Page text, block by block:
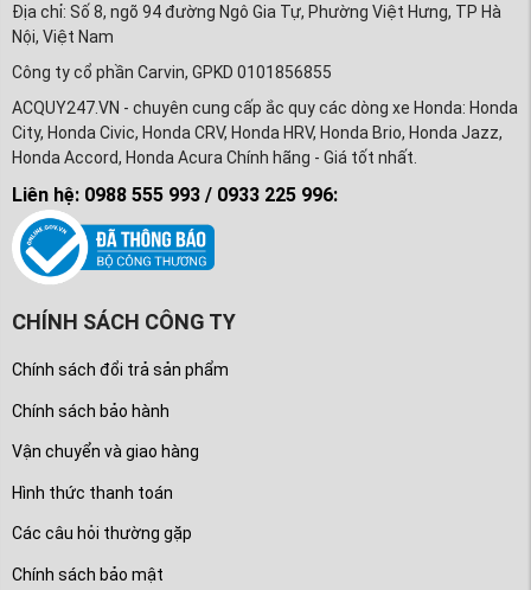
Địa chỉ: Số 8, ngõ 94 đường Ngô Gia Tự, Phường Việt Hưng, TP Hà
Nội, Việt Nam
Công ty cổ phần Carvin, GPKD 0101856855
ACQUY247.VN - chuyên cung cấp ắc quy các dòng xe Honda: Honda
City, Honda Civic, Honda CRV, Honda HRV, Honda Brio, Honda Jazz,
Honda Accord, Honda Acura Chính hãng - Giá tốt nhất.
Liên hệ: 0988 555 993 / 0933 225 996:
CHÍNH SÁCH CÔNG TY
Chính sách đổi trả sản phẩm
Chính sách bảo hành
Vận chuyển và giao hàng
Hình thức thanh toán
Các câu hỏi thường gặp
Chính sách bảo mật